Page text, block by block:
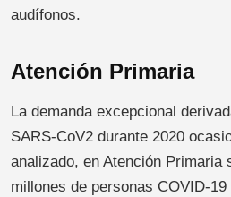
audífonos.
Atención Primaria
La demanda excepcional
SARS-CoV2 durante 2020
analizado, en Atención Primaria
millones de personas COVID-